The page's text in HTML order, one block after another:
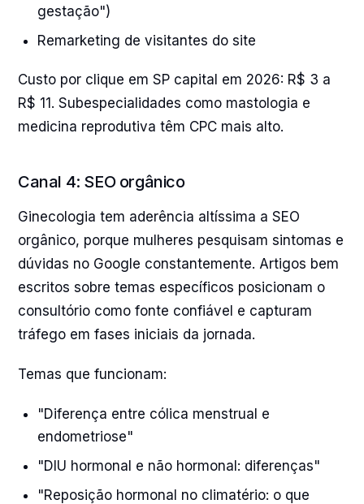
gestação")
Remarketing de visitantes do site
Custo por clique em SP capital em 2026: R$ 3 a
R$ 11. Subespecialidades como mastologia e
medicina reprodutiva têm CPC mais alto.
Canal 4: SEO orgânico
Ginecologia tem aderência altíssima a SEO
orgânico, porque mulheres pesquisam sintomas e
dúvidas no Google constantemente. Artigos bem
escritos sobre temas específicos posicionam o
consultório como fonte confiável e capturam
tráfego em fases iniciais da jornada.
Temas que funcionam:
"Diferença entre cólica menstrual e
endometriose"
"DIU hormonal e não hormonal: diferenças"
"Reposição hormonal no climatério: o que